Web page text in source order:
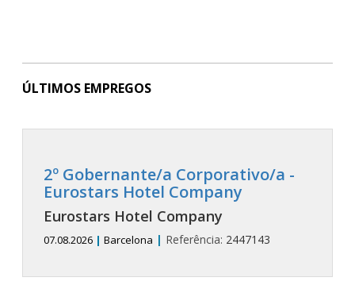
ÚLTIMOS EMPREGOS
2º Gobernante/a Corporativo/a -
Eurostars Hotel Company
Eurostars Hotel Company
07.08.2026 | Barcelona | Referência: 2447143